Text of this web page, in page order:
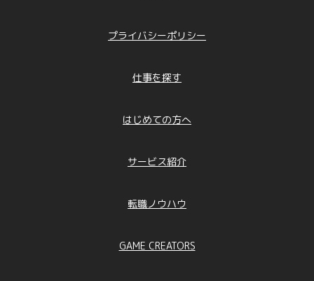
プライバシーポリシー
仕事を探す
はじめての方へ
サービス紹介
転職ノウハウ
GAME CREATORS